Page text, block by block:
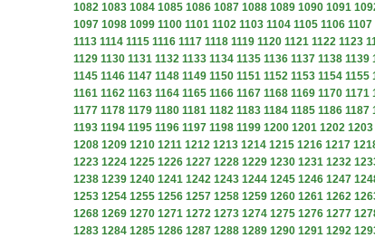
1082 1083 1084 1085 1086 1087 1088 1089 1090 1091
1097 1098 1099 1100 1101 1102 1103 1104 1105 1106 1107
1113 1114 1115 1116 1117 1118 1119 1120 1121 1122 1123
1129 1130 1131 1132 1133 1134 1135 1136 1137 1138 1139
1145 1146 1147 1148 1149 1150 1151 1152 1153 1154 1155
1161 1162 1163 1164 1165 1166 1167 1168 1169 1170 1171
1177 1178 1179 1180 1181 1182 1183 1184 1185 1186 1187
1193 1194 1195 1196 1197 1198 1199 1200 1201 1202 1203
1208 1209 1210 1211 1212 1213 1214 1215 1216 1217
1223 1224 1225 1226 1227 1228 1229 1230 1231 1232
1238 1239 1240 1241 1242 1243 1244 1245 1246 1247
1253 1254 1255 1256 1257 1258 1259 1260 1261 1262
1268 1269 1270 1271 1272 1273 1274 1275 1276 1277
1283 1284 1285 1286 1287 1288 1289 1290 1291 1292